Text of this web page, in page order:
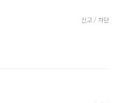
신고 / 차단